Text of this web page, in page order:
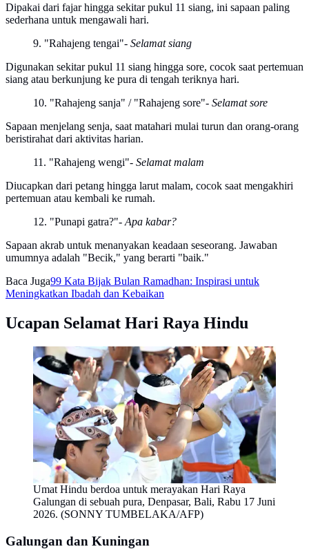
Dipakai dari fajar hingga sekitar pukul 11 siang, ini sapaan paling
sederhana untuk mengawali hari.
9. "Rahajeng tengai"- Selamat siang
Digunakan sekitar pukul 11 siang hingga sore, cocok saat pertemuan
siang atau berkunjung ke pura di tengah teriknya hari.
10. "Rahajeng sanja" / "Rahajeng sore"- Selamat sore
Sapaan menjelang senja, saat matahari mulai turun dan orang-orang
beristirahat dari aktivitas harian.
11. "Rahajeng wengi"- Selamat malam
Diucapkan dari petang hingga larut malam, cocok saat mengakhiri
pertemuan atau kembali ke rumah.
12. "Punapi gatra?"- Apa kabar?
Sapaan akrab untuk menanyakan keadaan seseorang. Jawaban
umumnya adalah "Becik," yang berarti "baik."
Baca Juga99 Kata Bijak Bulan Ramadhan: Inspirasi untuk
Meningkatkan Ibadah dan Kebaikan
Ucapan Selamat Hari Raya Hindu
Umat Hindu berdoa untuk merayakan Hari Raya
Galungan di sebuah pura, Denpasar, Bali, Rabu 17 Juni
2026. (SONNY TUMBELAKA/AFP)
Galungan dan Kuningan